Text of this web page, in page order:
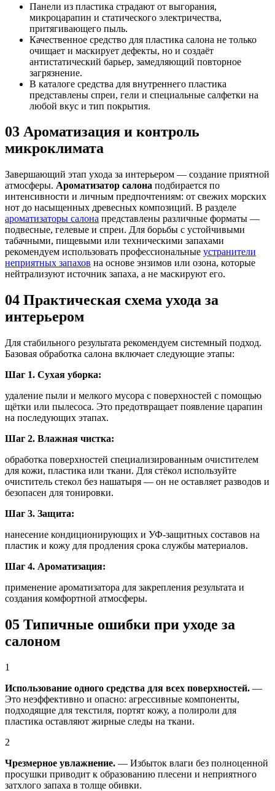
Панели из пластика страдают от выгорания,
микроцарапин и статического электричества,
притягивающего пыль.
Качественное средство для пластика салона не только
очищает и маскирует дефекты, но и создаёт
антистатический барьер, замедляющий повторное
загрязнение.
В каталоге средства для внутреннего пластика
представлены спреи, гели и специальные салфетки на
любой вкус и тип покрытия.
03 Ароматизация и контроль
микроклимата
Завершающий этап ухода за интерьером — создание приятной
атмосферы. Ароматизатор салона подбирается по
интенсивности и личным предпочтениям: от свежих морских
нот до насыщенных древесных композиций. В разделе
ароматизаторы салона представлены различные форматы —
подвесные, гелевые и спреи. Для борьбы с устойчивыми
табачными, пищевыми или техническими запахами
рекомендуем использовать профессиональные устранители
неприятных запахов на основе энзимов или озона, которые
нейтрализуют источник запаха, а не маскируют его.
04 Практическая схема ухода за
интерьером
Для стабильного результата рекомендуем системный подход.
Базовая обработка салона включает следующие этапы:
Шаг 1. Сухая уборка:
удаление пыли и мелкого мусора с поверхностей с помощью
щётки или пылесоса. Это предотвращает появление царапин
на последующих этапах.
Шаг 2. Влажная чистка:
обработка поверхностей специализированным очистителем
для кожи, пластика или ткани. Для стёкол используйте
очиститель стекол без нашатыря — он не оставляет разводов и
безопасен для тонировки.
Шаг 3. Защита:
нанесение кондиционирующих и УФ-защитных составов на
пластик и кожу для продления срока службы материалов.
Шаг 4. Ароматизация:
применение ароматизатора для закрепления результата и
создания комфортной атмосферы.
05 Типичные ошибки при уходе за
салоном
1
Использование одного средства для всех поверхностей. —
Это неэффективно и опасно: агрессивные компоненты,
подходящие для текстиля, портят кожу, а полироли для
пластика оставляют жирные следы на ткани.
2
Чрезмерное увлажнение. — Избыток влаги без полноценной
просушки приводит к образованию плесени и неприятного
затхлого запаха в толще обивки.